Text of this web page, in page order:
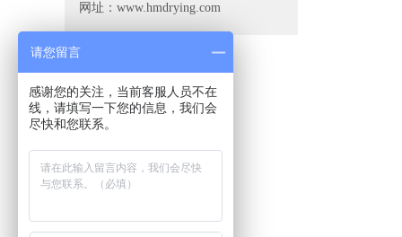
网址：www.hmdrying.com
请您留言
感谢您的关注，当前客服人员不在
线，请填写一下您的信息，我们会
尽快和您联系。